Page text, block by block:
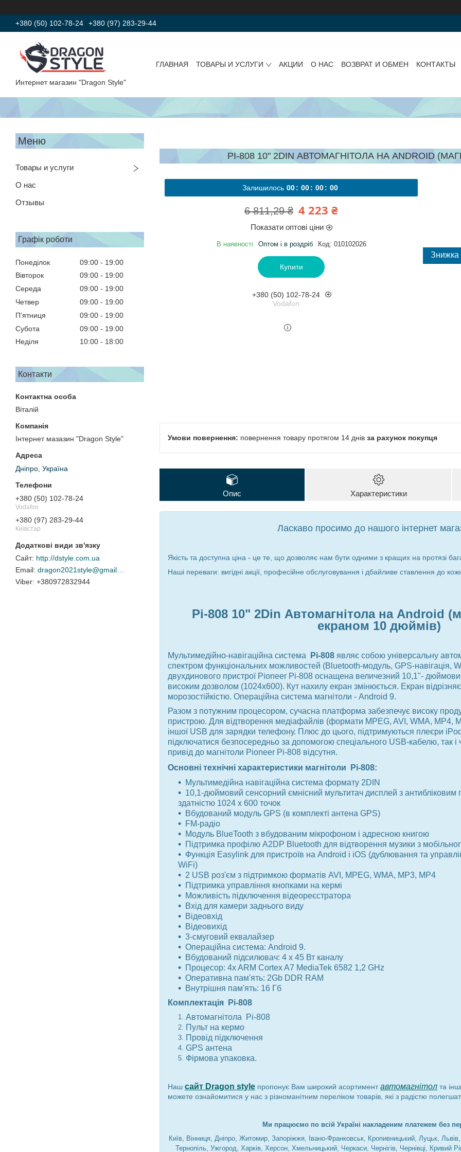
+380 (50) 102-78-24 +380 (97) 283-29-44
Интернет магазин "Dragon Style"
ГЛАВНАЯ ТОВАРЫ И УСЛУГИ АКЦИИ О НАС ВОЗВРАТ И ОБМЕН КОНТАКТЫ
Товары и услуги
О нас
Отзывы
Графік роботи
Понеділок 09:00
19:00
Вівторок
09:00
19:00
Середа
09:00
19:00
Четвер
09:00
19:00
Пʼятниця
09:00
19:00
Субота
09:00
19:00
Неділя
10:00 18:00
Контакти
Віталій
Інтернет мазазин "Dragon Style"
Дніпро, Україна
+380 (50) 102-78-24
Vodafon
+380 (97) 283-29-44
Київстар
http://dstyle.com.ua
+380972832944
PI-808 10" 2DIN АВТОМАГНІТОЛА НА ANDROID
Залишилось 00 00 00 00
6 811,29 ₴ 4 223 ₴
Показати оптові ціни
В наявності Оптом і в роздріб Код: 010102026
Купити
+380 (50) 102-78-24
Vodafon
повернення товару протягом 14 днів за рахунок покупця
Опис Характеристики
Ласкаво просимо до нашого інтернет
Якість та доступна ціна - це те, що дозволяє нам бути одними з кращих на протязі
Наші переваги: вигідні акції, професійне обслуговування і дбайливе ставлення до
Pi-808 10" 2Din Автомагнітола на Android
екраном 10 дюймів)
Мультимедійно-навігаційна система Pi-808 являє собою універсальну
спектром функціональних можливостей (Bluetooth-модуль, GPS-навігація,
двухдинового пристрої Pioneer Pi-808 оснащена величезний 10,1"-
високим дозволом (1024х600). Кут нахилу екран змінюється. Екран
морозостійкістю. Операційна система магнітоли - Android 9.
Разом з потужним процесором, сучасна платформа забезпечує високу
пристрою. Для відтворення медіафайлів (формати MPEG, AVI, WMA, MP4,
іншої USB для зарядки телефону. Плюс до цього, підтримуються плеєри
підключатися безпосередньо за допомогою спеціального USB-кабелю, так
привід до магнітоли Pioneer Pi-808 відсутня.
Основні технічні характеристики магнітоли Pi-808:
Мультимедійна навігаційна система формату 2DIN
10,1-дюймовий сенсорний ємнісний мультитач дисплей з антибліковим
здатністю 1024 x 600 точок
Вбудований модуль GPS (в комплекті антена GPS)
FM-радіо
Модуль BlueTooth з вбудованим мікрофоном і адресною книгою
Підтримка профілю A2DP Bluetooth для відтворення музики з
Функція Easylink для пристроїв на Android і iOS (дублювання та
WiFi)
2 USB роз'єм з підтримкою форматів AVI, MPEG, WMA, MP3, MP4
Підтримка управління кнопками на кермі
Можливість підключення відеореєстратора
Вхід для камери заднього виду
Відеовхід
Відеовихід
3-смуговий еквалайзер
Операційна система: Android 9.
Вбудований підсилювач: 4 х 45 Вт каналу
Процесор: 4x ARM Cortex A7 MediaTek 6582 1,2 GHz
Оперативна пам'ять: 2Gb DDR RAM
Внутрішня пам'ять: 16 Гб
Комплектація Pi-808
Автомагнітола Pi-808
Пульт на кермо
Провід підключення
GPS антена
Фірмова упаковка.
Наш сайт Dragon style пропонує Вам широкий асортиментавтомагнітол та
можете ознайомитися у нас з різноманітним переліком товарів, які з радістю
Ми працюємо по всій Україні накладеним платежем без
Київ, Вінниця, Дніпро, Житомир, Запоріжжя, Івано-Франковськ, Кропивницький, Луцьк,
Тернопіль, Ужгород, Харків, Херсон, Хмельницький, Черкаси, Чернігів, Чернівці, Кривий